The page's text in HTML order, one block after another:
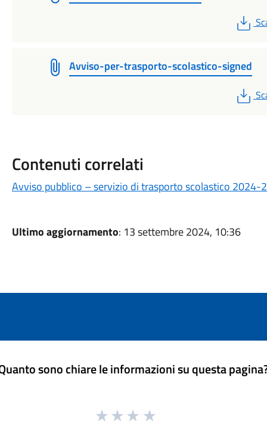
Avviso-per-trasporto-scolastico-signed
Contenuti correlati
Avviso pubblico – servizio di trasporto scolastico 2024-
Ultimo aggiornamento: 13 settembre 2024, 10:36
sono chiare le informazioni su questa